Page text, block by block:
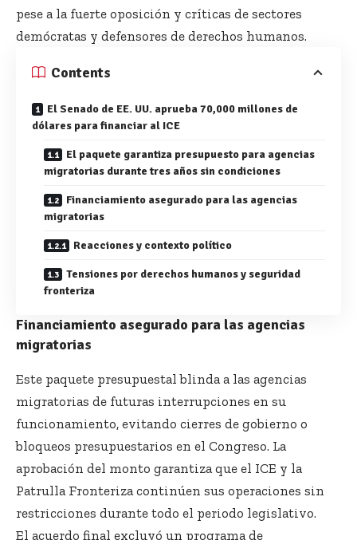
pese a la fuerte oposición y críticas de sectores
demócratas y defensores de derechos humanos.
Contents
El Senado de EE. UU. aprueba 70,000 millones de
dólares para financiar al ICE
El paquete garantiza presupuesto para agencias
migratorias durante tres años sin condiciones
Financiamiento asegurado para las agencias
migratorias
Reacciones y contexto político
Tensiones por derechos humanos y seguridad
fronteriza
Financiamiento asegurado para las agencias
migratorias
Este paquete presupuestal blinda a las agencias
migratorias de futuras interrupciones en su
funcionamiento, evitando cierres de gobierno o
bloqueos presupuestarios en el Congreso. La
aprobación del monto garantiza que el ICE y la
Patrulla Fronteriza continúen sus operaciones sin
restricciones durante todo el periodo legislativo.
El acuerdo final excluyó un programa de